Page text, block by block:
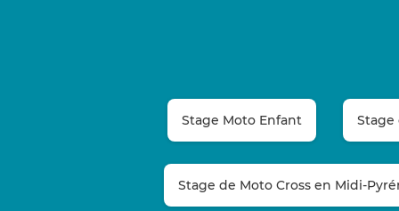
Stage Moto Enfant Stage
Stage de Moto Cross en Midi-